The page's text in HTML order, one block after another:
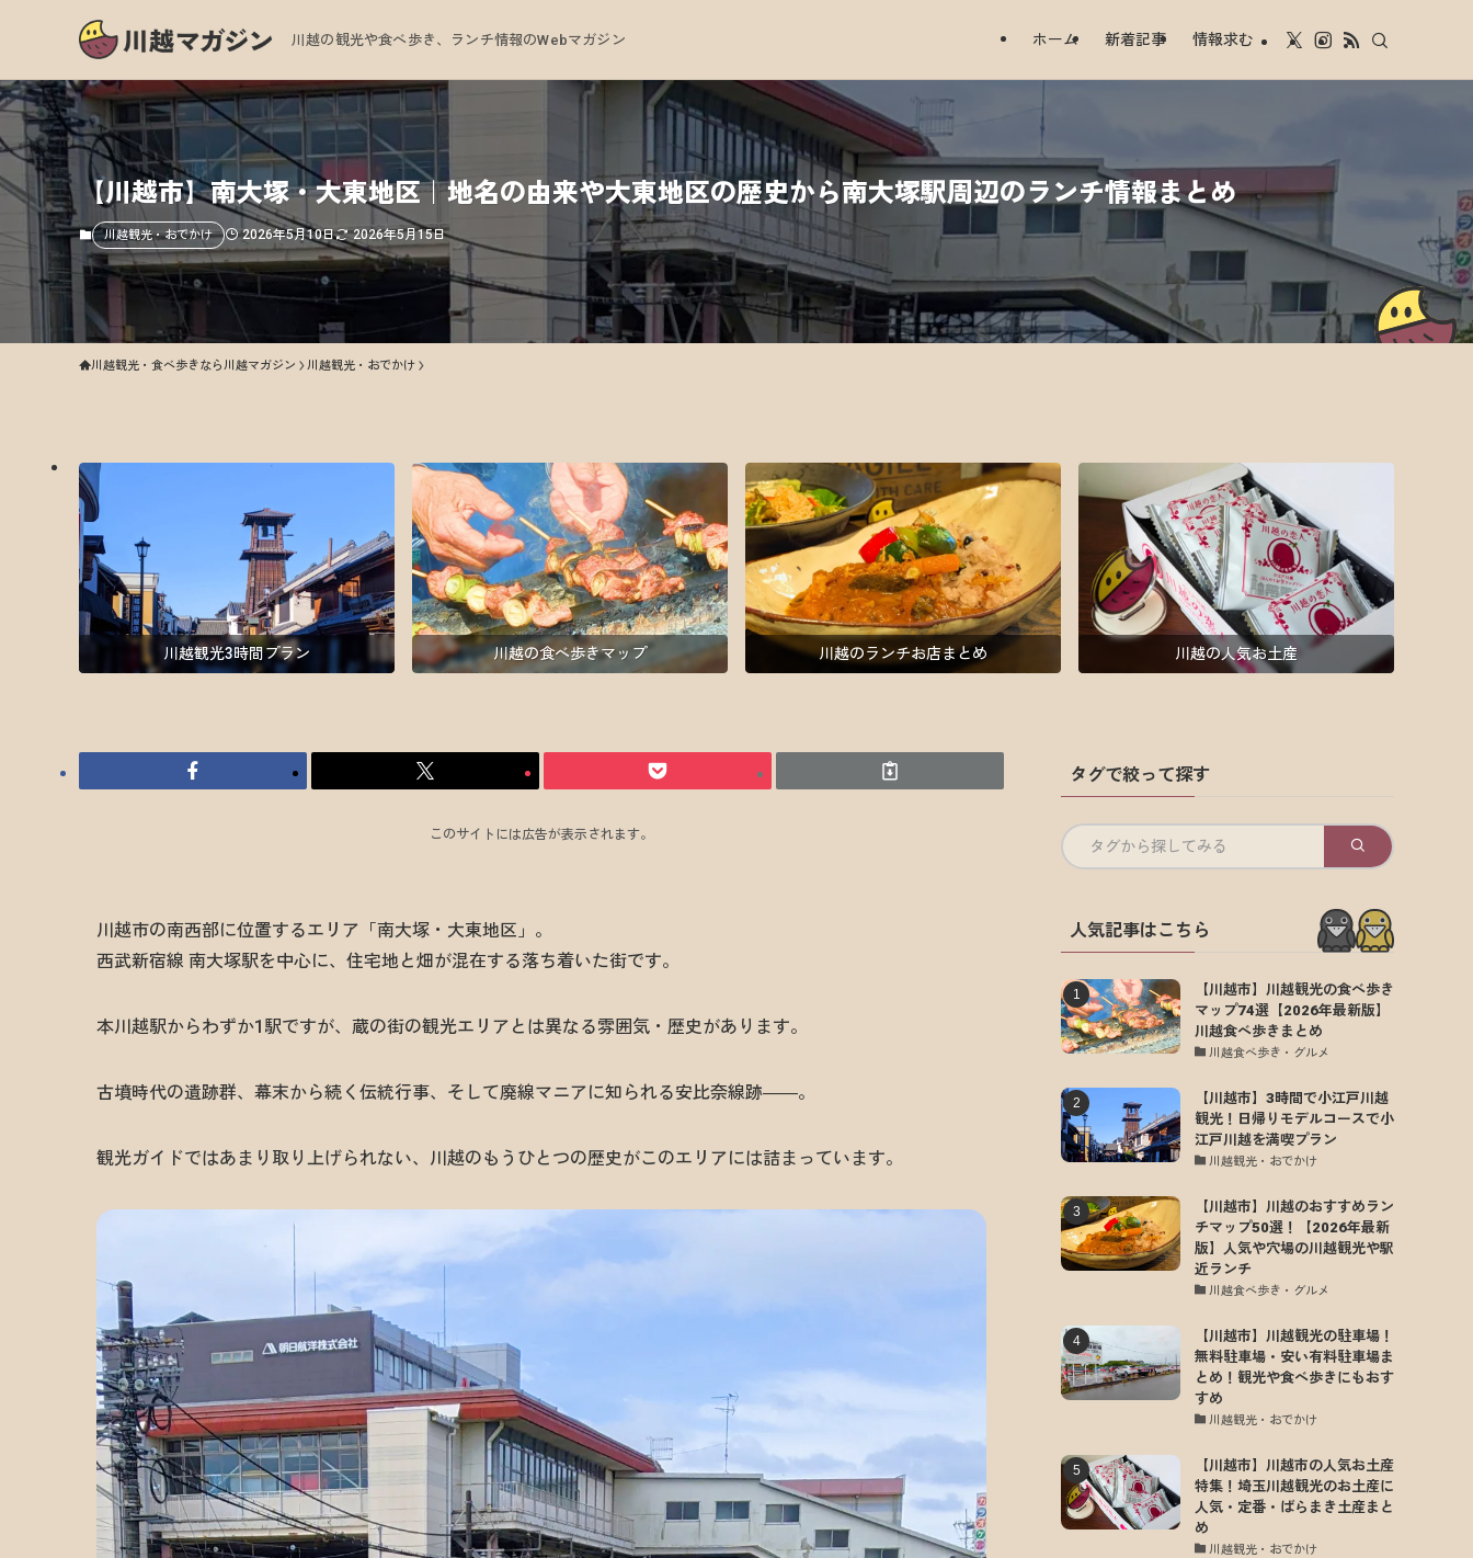
川越の観光や食べ歩き、ランチ情報のWebマガジン ホーム 新着記事 情報求む
【川越市】南大塚・大東地区｜地名の由来や大東地区の歴史から南大塚駅周辺のランチ情報まとめ
川越観光・おでかけ 2026年5月10日 2026年5月15日
川越観光・食べ歩きなら川越マガジン 川越観光・おでかけ
川越観光3時間プラン 川越の食べ歩きマップ 川越のランチお店まとめ 川越の人気お土産
このサイトには広告が表示されます。
川越市の南西部に位置するエリア「南大塚・大東地区」。
西武新宿線 南大塚駅を中心に、住宅地と畑が混在する落ち着いた街です。
本川越駅からわずか1駅ですが、蔵の街の観光エリアとは異なる雰囲気・歴史があります。
古墳時代の遺跡群、幕末から続く伝統行事、そして廃線マニアに知られる安比奈線跡――。
観光ガイドではあまり取り上げられない、川越のもうひとつの歴史がこのエリアには詰まっています。
タグで絞って探す
タグから探してみる
人気記事はこちら
【川越市】川越観光の食べ歩き
マップ74選【2026年最新版】
川越食べ歩きまとめ
川越食べ歩き・グルメ
【川越市】3時間で小江戸川越
観光！日帰りモデルコースで小
江戸川越を満喫プラン
川越観光・おでかけ
【川越市】川越のおすすめラン
チマップ50選！【2026年最新
版】人気や穴場の川越観光や駅
近ランチ
川越食べ歩き・グルメ
【川越市】川越観光の駐車場！
無料駐車場・安い有料駐車場ま
とめ！観光や食べ歩きにもおす
すめ
川越観光・おでかけ
【川越市】川越市の人気お土産
特集！埼玉川越観光のお土産に
人気・定番・ばらまき土産まと
め
川越観光・おでかけ